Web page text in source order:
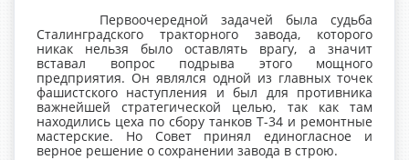
Первоочередной задачей была судьба
Сталинградского тракторного завода, которого
никак нельзя было оставлять врагу, а значит
вставал вопрос подрыва этого мощного
предприятия. Он являлся одной из главных точек
фашистского наступления и был для противника
важнейшей стратегической целью, так как там
находились цеха по сбору танков Т-34 и ремонтные
мастерские. Но Совет принял единогласное и
верное решение о сохранении завода в строю.